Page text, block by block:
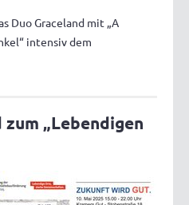
Duo Graceland mit „A
intensiv dem
„Lebendigen